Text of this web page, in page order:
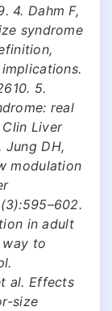
4. Dahm F,
syndrome
5.
real
Liver
Jung DH,
modulation
in adult
to
al. Effects
size